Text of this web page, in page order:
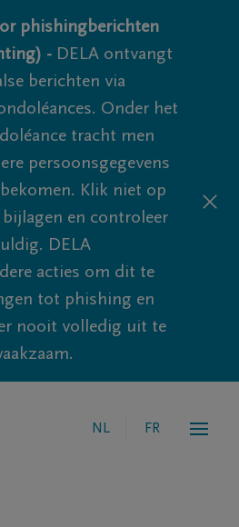
phishingberichten
- DELA ontvangt
berichten via
Onder het
tracht men
persoonsgegevens
Klik niet op
en controleer
DELA
acties om dit te
tot phishing en
nooit volledig uit te
NL FR